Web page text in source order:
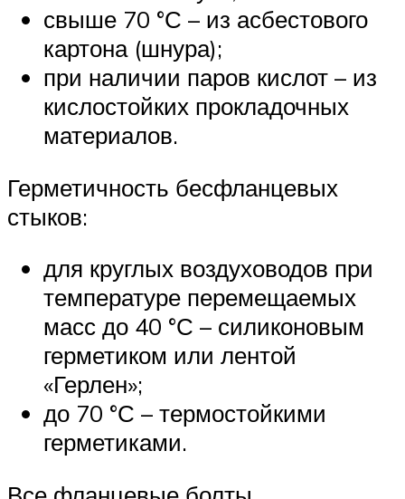
свыше 70 °С – из асбестового
картона (шнура);
при наличии паров кислот – из
кислостойких прокладочных
материалов.
Герметичность бесфланцевых
стыков:
для круглых воздуховодов при
температуре перемещаемых
масс до 40 °С – силиконовым
герметиком или лентой
«Герлен»;
до 70 °С – термостойкими
герметиками.